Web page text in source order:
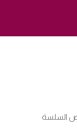
السلسة